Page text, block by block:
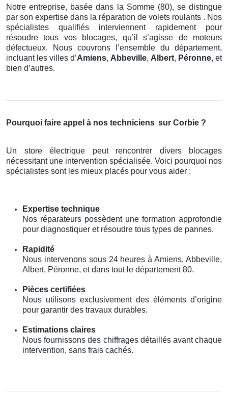
Notre entreprise, basée dans la Somme (80), se distingue
par son expertise dans la réparation de volets roulants . Nos
spécialistes qualifiés interviennent rapidement pour
résoudre tous vos blocages, qu’il s’agisse de moteurs
défectueux. Nous couvrons l’ensemble du département,
incluant les villes d’Amiens, Abbeville, Albert, Péronne, et
bien d’autres.
Pourquoi faire appel à nos techniciens sur Corbie ?
Un store électrique peut rencontrer divers blocages
nécessitant une intervention spécialisée. Voici pourquoi nos
spécialistes sont les mieux placés pour vous aider :
Expertise technique
Nos réparateurs possèdent une formation approfondie
pour diagnostiquer et résoudre tous types de pannes.
Rapidité
Nous intervenons sous 24 heures à Amiens, Abbeville,
Albert, Péronne, et dans tout le département 80.
Pièces certifiées
Nous utilisons exclusivement des éléments d’origine
pour garantir des travaux durables.
Estimations claires
Nous fournissons des chiffrages détaillés avant chaque
intervention, sans frais cachés.